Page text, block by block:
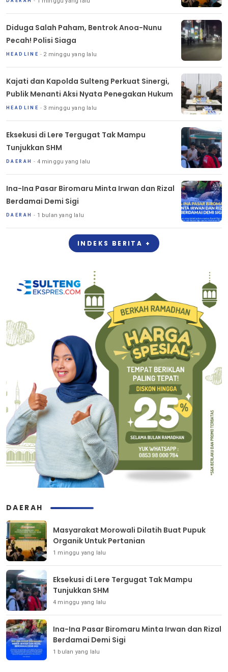
Diduga Salah Paham, Bentrok Anoa-Nunu
Pecah! Polisi Siaga
HEADLINE 2 minggu yang lalu
Kajati dan Kapolda Sulteng Perkuat Sinergi,
Publik Menanti Aksi Nyata Penegakan Hukum
HEADLINE 3 minggu yang lalu
Eksekusi di Lere Tergugat Tak Mampu
Tunjukkan SHM
DAERAH 4 minggu yang lalu
Ina-Ina Pasar Biromaru Minta Irwan dan Rizal
Berdamai Demi Sigi
DAERAH 1 bulan yang lalu
INDEKS BERITA +
DAERAH
Masyarakat Morowali Dilatih Buat Pupuk
Organik Untuk Pertanian
1 minggu yang lalu
Eksekusi di Lere Tergugat Tak Mampu
Tunjukkan SHM
4 minggu yang lalu
Ina-Ina Pasar Biromaru Minta Irwan dan Rizal
Berdamai Demi Sigi
1 bulan yang lalu